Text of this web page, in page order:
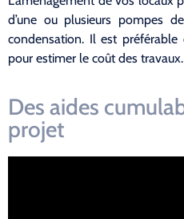
d’une ou plusieurs pompes
condensation. Il est
pour estimer le coût des travaux.
Des aides
projet